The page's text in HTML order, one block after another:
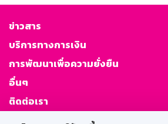
ข่าวสาร
บริการทางการเงิน
การพัฒนาเพื่อความยั่งยืน
อื่นๆ
ติดต่อเรา